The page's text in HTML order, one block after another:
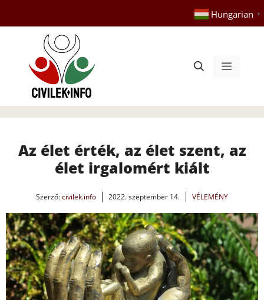
tartalomba
Hungarian ▼
Menü
Az élet érték, az élet szent, az
élet irgalomért kiált
Szerző:civilek.info 2022. szeptember 14. VÉLEMÉNY